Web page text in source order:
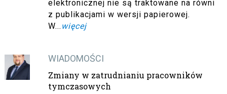
elektronicznej nie są traktowane na równi
z publikacjami w wersji papierowej.
W... więcej
WIADOMOŚCI
Zmiany w zatrudnianiu pracowników
tymczasowych